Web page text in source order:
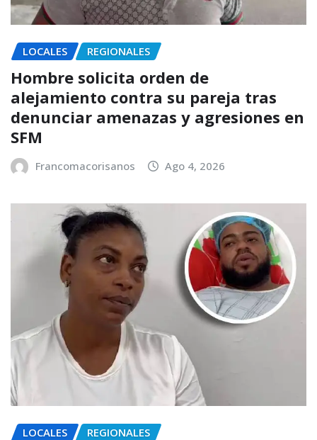
LOCALES REGIONALES
Hombre solicita orden de
alejamiento contra su pareja tras
denunciar amenazas y agresiones en
SFM
Francomacorisanos Ago 4, 2026
LOCALES REGIONALES